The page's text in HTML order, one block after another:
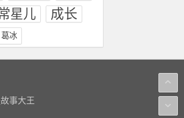
星儿 成长
葛冰
事大王